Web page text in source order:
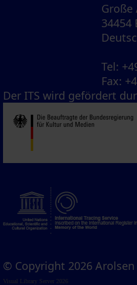
Große
34454
Tel:
Fax:
Der ITS wird gefördert
© Copyright 2026 Arolsen
Visual Library Server 2026